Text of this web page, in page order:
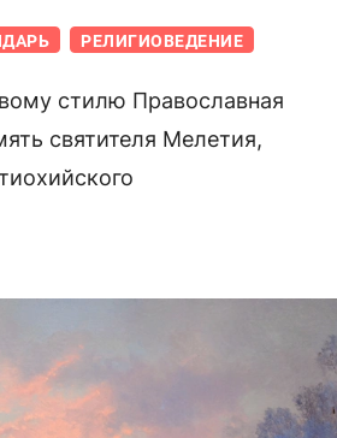
РЕЛИГИОВЕДЕНИЕ
стилю Православная
святителя Мелетия,